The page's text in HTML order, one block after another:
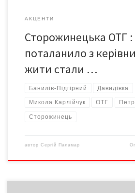
АКЦЕНТИ
Сторожинецька ОТГ :
поталанило з
жити стали …
Банилів-Підгірний Давидівка
Микола Карлійчук ОТГ
Сторожинець
автор Сергій Паламар